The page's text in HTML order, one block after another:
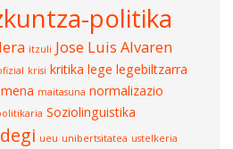
politika
itzuli Jose Luis Alvaren
krisi kritika lege legebiltzarra
maitasuna normalizazio
Soziolinguistika
ueu unibertsitatea ustelkeria